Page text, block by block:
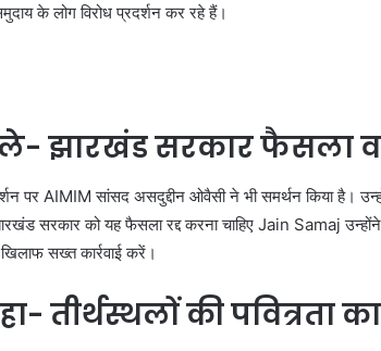
के लोग विरोध प्रदर्शन कर रहे हैं।
झारखंड सरकार फैसला
पर AIMIM सांसद असदुद्दीन ओवैसी ने भी समर्थन किया है।
सरकार को यह फैसला रद्द करना चाहिए Jain Samaj
सख्त कार्रवाई करें।
तीर्थस्थलों की पवित्रता